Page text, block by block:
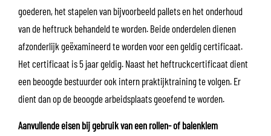
goederen, het stapelen van bijvoorbeeld pallets en het onderhoud
van de heftruck behandeld te worden. Beide onderdelen dienen
afzonderlijk geëxamineerd te worden voor een geldig certificaat.
Het certificaat is 5 jaar geldig. Naast het heftruckcertificaat dient
een beoogde bestuurder ook intern praktijktraining te volgen. Er
dient dan op de beoogde arbeidsplaats geoefend te worden.
Aanvullende eisen bij gebruik van een rollen- of balenklem